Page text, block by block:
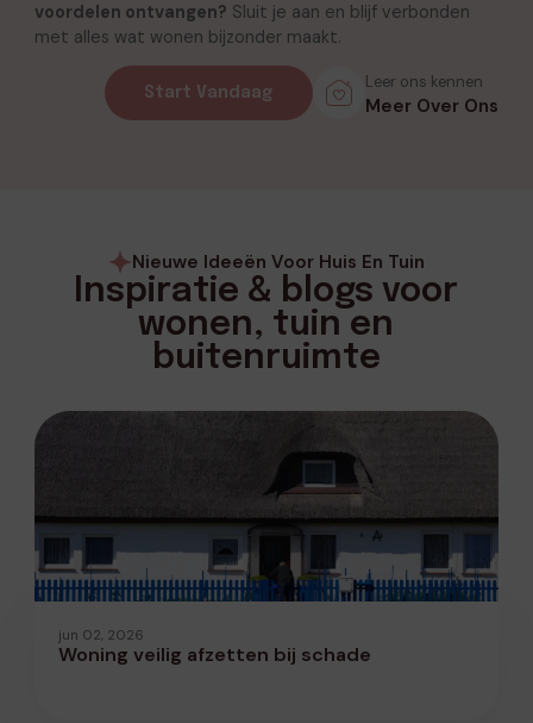
voordelen ontvangen? Sluit je aan en blijf verbonden
met alles wat wonen bijzonder maakt.
Start Vandaag
Leer ons kennen
Meer Over Ons
Nieuwe Ideeën Voor Huis En Tuin
Inspiratie & blogs voor
wonen, tuin en
buitenruimte
jun 02, 2026
Woning veilig afzetten bij schade